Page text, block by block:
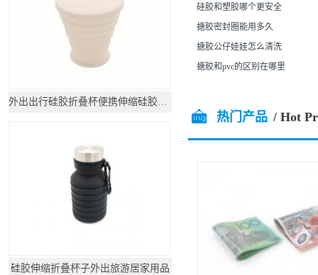
硅胶和塑胶哪个更安全
搪胶密封圈能用多久
搪胶公仔娃娃怎么清洗
搪胶和pvc的区别在哪里
热门产品 / Hot
外出出行硅胶折叠杯便携伸缩硅胶水杯
硅胶伸缩折叠杯子外出旅游居家用品